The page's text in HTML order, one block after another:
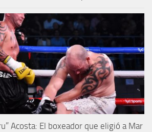
Acosta: El boxeador que eligió a Mar